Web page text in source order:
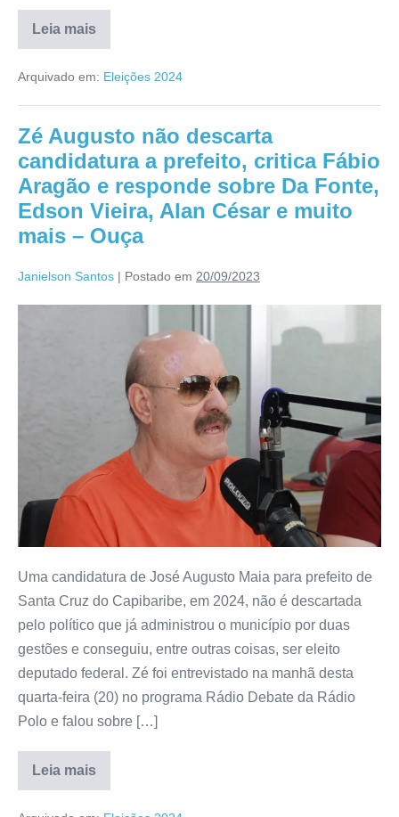
Leia mais
Arquivado em: Eleições 2024
Zé Augusto não descarta
candidatura a prefeito, critica Fábio
Aragão e responde sobre Da Fonte,
Edson Vieira, Alan César e muito
mais – Ouça
Janielson Santos | Postado em 20/09/2023
Uma candidatura de José Augusto Maia para prefeito de
Santa Cruz do Capibaribe, em 2024, não é descartada
pelo político que já administrou o município por duas
gestões e conseguiu, entre outras coisas, ser eleito
deputado federal. Zé foi entrevistado na manhã desta
quarta-feira (20) no programa Rádio Debate da Rádio
Polo e falou sobre […]
Leia mais